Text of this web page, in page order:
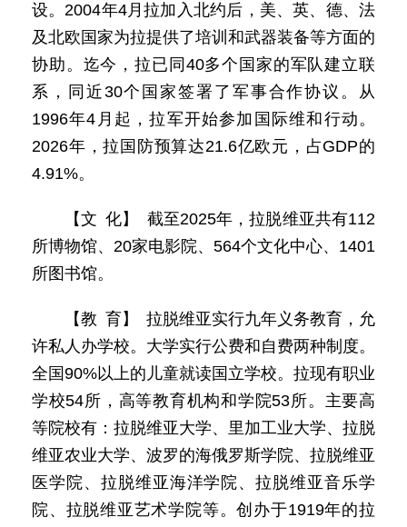
设。2004年4月拉加入北约后，美、英、德、法
及北欧国家为拉提供了培训和武器装备等方面的
协助。迄今，拉已同40多个国家的军队建立联
系，同近30个国家签署了军事合作协议。从
1996年4月起，拉军开始参加国际维和行动。
2026年，拉国防预算达21.6亿欧元，占GDP的
4.91%。
【文 化】 截至2025年，拉脱维亚共有112
所博物馆、20家电影院、564个文化中心、1401
所图书馆。
【教 育】 拉脱维亚实行九年义务教育，允
许私人办学校。大学实行公费和自费两种制度。
全国90%以上的儿童就读国立学校。拉现有职业
学校54所，高等教育机构和学院53所。主要高
等院校有：拉脱维亚大学、里加工业大学、拉脱
维亚农业大学、波罗的海俄罗斯学院、拉脱维亚
医学院、拉脱维亚海洋学院、拉脱维亚音乐学
院、拉脱维亚艺术学院等。创办于1919年的拉